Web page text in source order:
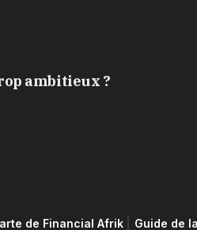
ambitieux ?
de Financial Afrik Guide de